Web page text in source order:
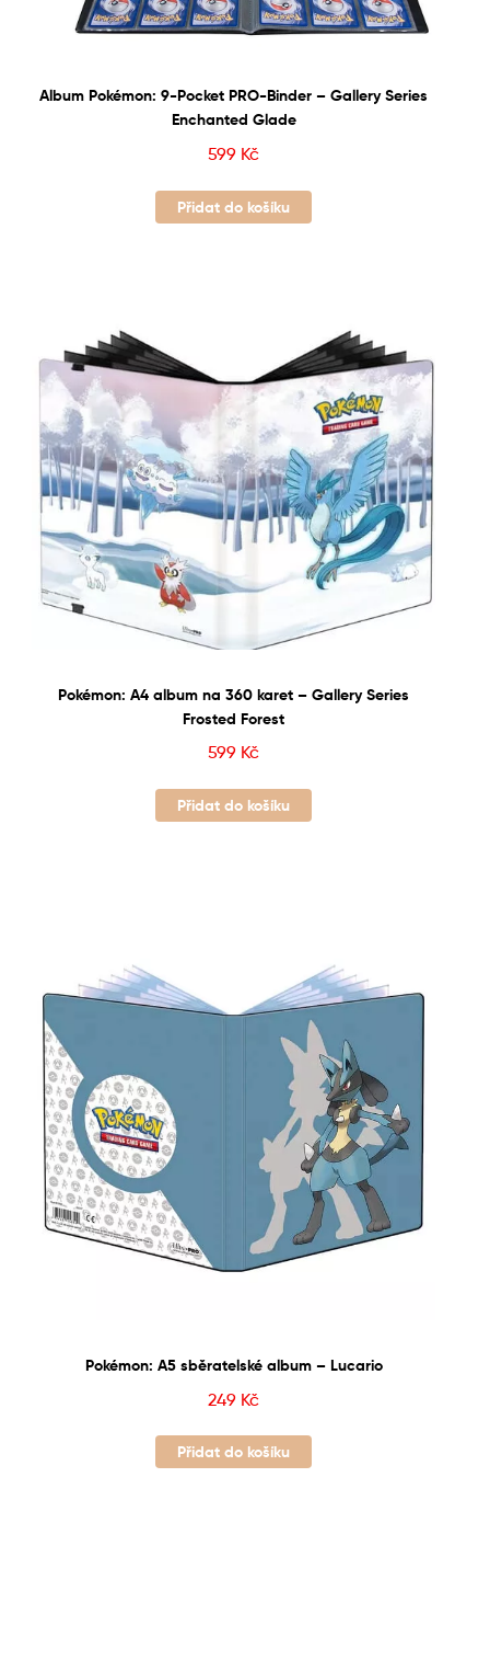
Album Pokémon: 9-Pocket PRO-Binder – Gallery Series
Enchanted Glade
599 Kč
Přidat do košíku
Pokémon: A4 album na 360 karet – Gallery Series
Frosted Forest
599 Kč
Přidat do košíku
Pokémon: A5 sběratelské album – Lucario
249 Kč
Přidat do košíku